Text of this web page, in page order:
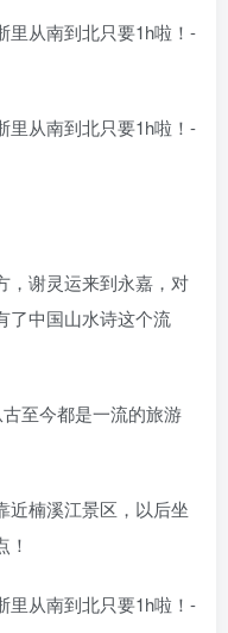
，谢灵运来到永嘉，对
了中国山水诗这个流
至今都是一流的旅游
近楠溪江景区，以后坐